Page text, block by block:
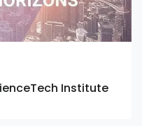
Institute